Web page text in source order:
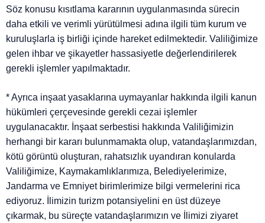
Söz konusu kısıtlama kararının uygulanmasında sürecin
daha etkili ve verimli yürütülmesi adına ilgili tüm kurum ve
kuruluşlarla iş birliği içinde hareket edilmektedir. Valiliğimize
gelen ihbar ve şikayetler hassasiyetle değerlendirilerek
gerekli işlemler yapılmaktadır.
* Ayrıca inşaat yasaklarına uymayanlar hakkında ilgili kanun
hükümleri çerçevesinde gerekli cezai işlemler
uygulanacaktır. İnşaat serbestisi hakkında Valiliğimizin
herhangi bir kararı bulunmamakta olup, vatandaşlarımızdan,
kötü görüntü oluşturan, rahatsızlık uyandıran konularda
Valiliğimize, Kaymakamlıklarımıza, Belediyelerimize,
Jandarma ve Emniyet birimlerimize bilgi vermelerini rica
ediyoruz. İlimizin turizm potansiyelini en üst düzeye
çıkarmak, bu süreçte vatandaşlarımızın ve İlimizi ziyaret